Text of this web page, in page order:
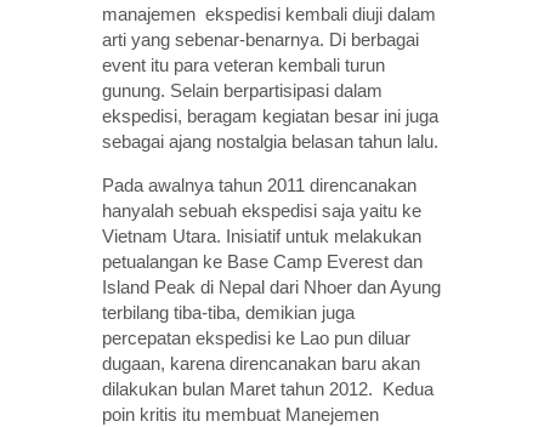
manajemen ekspedisi kembali diuji dalam
arti yang sebenar-benarnya. Di berbagai
event itu para veteran kembali turun
gunung. Selain berpartisipasi dalam
ekspedisi, beragam kegiatan besar ini juga
sebagai ajang nostalgia belasan tahun lalu.
Pada awalnya tahun 2011 direncanakan
hanyalah sebuah ekspedisi saja yaitu ke
Vietnam Utara. Inisiatif untuk melakukan
petualangan ke Base Camp Everest dan
Island Peak di Nepal dari Nhoer dan Ayung
terbilang tiba-tiba, demikian juga
percepatan ekspedisi ke Lao pun diluar
dugaan, karena direncanakan baru akan
dilakukan bulan Maret tahun 2012. Kedua
poin kritis itu membuat Manejemen